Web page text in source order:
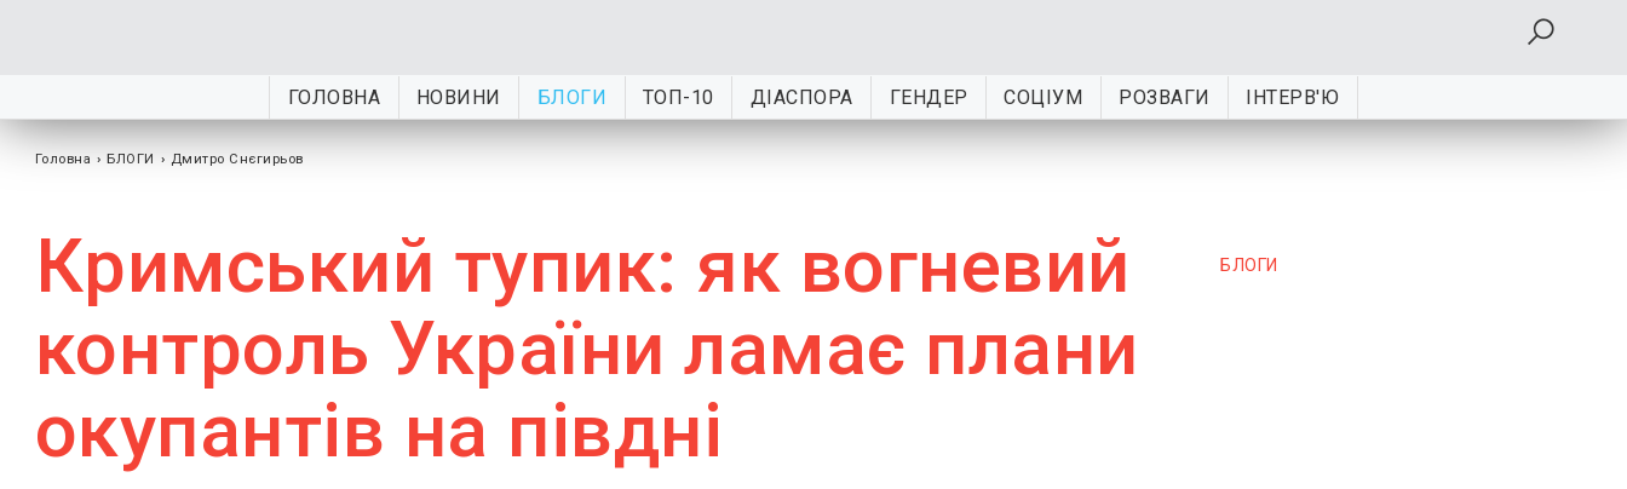
ГОЛОВНА НОВИНИ БЛОГИ ТОП-10 ДІАСПОРА ГЕНДЕР СОЦІУМ РОЗВАГИ ІНТЕРВ'Ю
Головна › БЛОГИ › Дмитро Снєгирьов
Кримський тупик: як вогневий
контроль України ламає плани
окупантів на півдні
БЛОГИ